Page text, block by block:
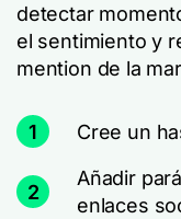
detectar
el sentimiento y
mention de la
1 Cree un
2
Añadir
enlaces